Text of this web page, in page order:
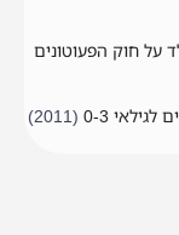
על חוק הפעוטונים
0-3
(2011)